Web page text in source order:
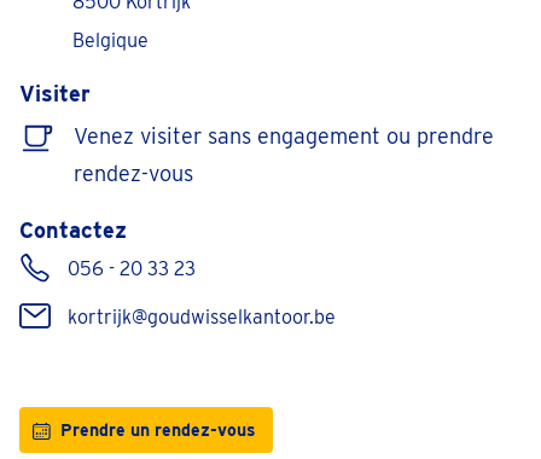
Belgique
Visiter
Venez visiter sans engagement ou prendre
rendez-vous
Contactez
056 - 20 33 23
kortrijk@goudwisselkantoor.be
Prendre un rendez-vous